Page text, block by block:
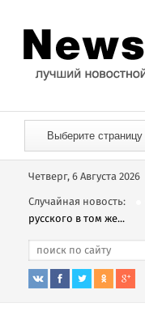
Четверг, 6 Августа 2026
Случайная новость:
русского в том же...